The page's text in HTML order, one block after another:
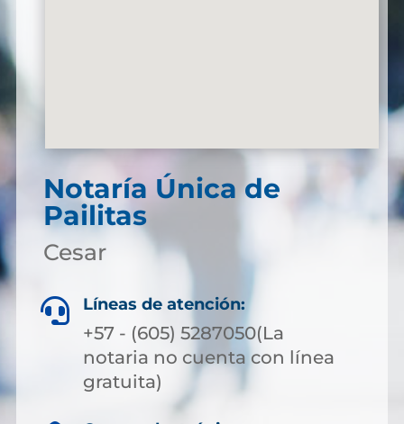
Notaría Única de
Pailitas
Cesar
 Líneas de atención:
+57 - (605) 5287050(La
notaria no cuenta con línea
gratuita)